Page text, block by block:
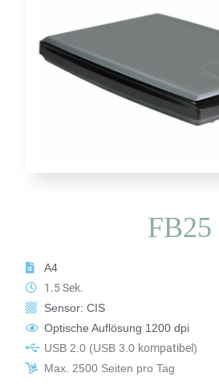
FB25
A4
1.5 Sek.
Sensor: CIS
Optische Auflösung 1200 dpi
USB 2.0 (USB 3.0 kompatibel)
Max. 2500 Seiten pro Tag